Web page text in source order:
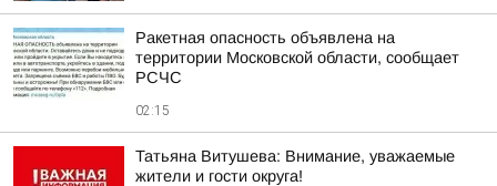
Ракетная опасность объявлена на
территории Московской области, сообщает
РСЧС
02:15
Татьяна Витушева: Внимание, уважаемые
жители и гости округа!